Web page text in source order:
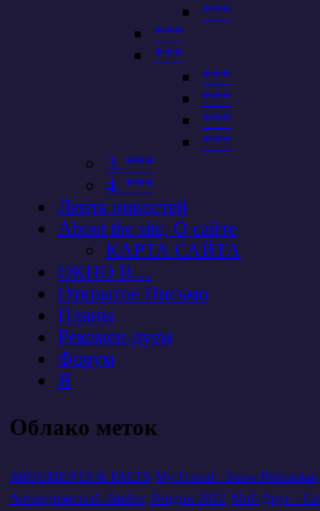
***
***
***
***
***
***
***
3. ***
4. ***
Лента новостей
About the site, О сайте
КАРТА САЙТА
ОКНО В…
Открытое Письмо
Планы
Рекомен-дуем
Форум
Я
Облако меток
ARGUMENTS & FACTS My Friend - Snow Pedestrian
Антикризисный Ликбез Лондон 2012 Мой Друг -